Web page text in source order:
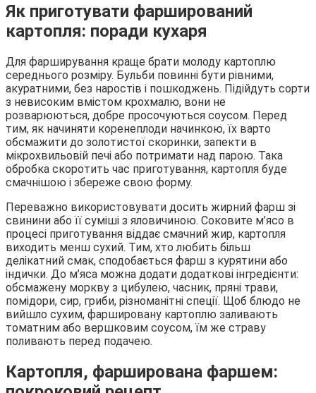
Як приготувати фарширований
картопля: поради кухаря
Для фарширування краще брати молоду картоплю
середнього розміру. Бульби повинні бути рівними,
акуратними, без наростів і пошкоджень. Підійдуть сорти
з невисоким вмістом крохмалю, вони не
розварюються, добре просочуються соусом. Перед
тим, як начиняти коренеплоди начинкою, їх варто
обсмажити до золотистої скоринки, запекти в
мікрохвильовій печі або потримати над парою. Така
обробка скоротить час приготування, картопля буде
смачнішою і збереже свою форму.
Переважно використовувати досить жирний фарш зі
свинини або її суміші з яловичиною. Соковите м’ясо в
процесі приготування віддає смачний жир, картопля
виходить менш сухий. Тим, хто любить більш
делікатний смак, сподобається фарш з курятини або
індички. До м’яса можна додати додаткові інгредієнти:
обсмажену моркву з цибулею, часник, пряні трави,
помідори, сир, гриби, різноманітні спеції. Щоб блюдо не
вийшло сухим, фаршировану картоплю заливають
томатним або вершковим соусом, їм же страву
поливають перед подачею.
Картопля, фарширована фаршем: